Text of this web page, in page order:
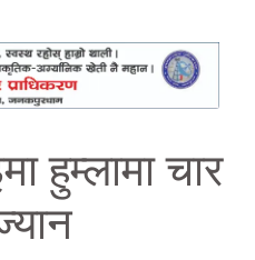
हुम्लामा चार